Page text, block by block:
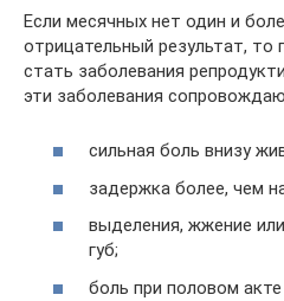
Если месячных нет один и
отрицательный результат, то
стать заболевания
эти заболевания
сильная боль внизу
задержка более, чем
выделения, жжение
губ;
боль при половом акте